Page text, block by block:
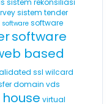
sistem rekonsiliasi
sistem tender
software software
software
based
ssl wilcard
domain vds
virtual